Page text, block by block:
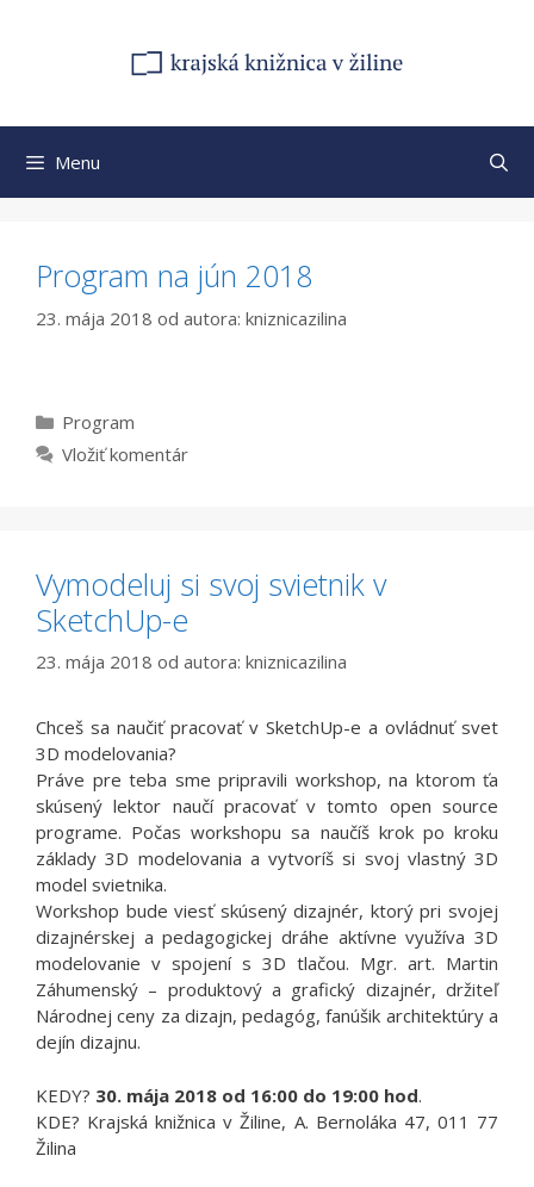
Menu
Program na jún 2018
23. mája 2018 od autora: kniznicazilina
Kategórie
Program
Vložiť komentár
Vymodeluj si svoj svietnik v
SketchUp-e
23. mája 2018 od autora: kniznicazilina
Chceš sa naučiť pracovať v SketchUp-e a ovládnuť svet
3D modelovania?
Práve pre teba sme pripravili workshop, na ktorom ťa
skúsený lektor naučí pracovať v tomto open source
programe. Počas workshopu sa naučíš krok po kroku
základy 3D modelovania a vytvoríš si svoj vlastný 3D
model svietnika.
Workshop bude viesť skúsený dizajnér, ktorý pri svojej
dizajnérskej a pedagogickej dráhe aktívne využíva 3D
modelovanie v spojení s 3D tlačou. Mgr. art. Martin
Záhumenský – produktový a grafický dizajnér, držiteľ
Národnej ceny za dizajn, pedagóg, fanúšik architektúry a
dejín dizajnu.
KEDY? 30. mája 2018 od 16:00 do 19:00 hod.
KDE? Krajská knižnica v Žiline, A. Bernoláka 47, 011 77
Žilina